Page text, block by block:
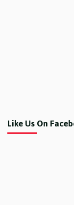
Like Us On